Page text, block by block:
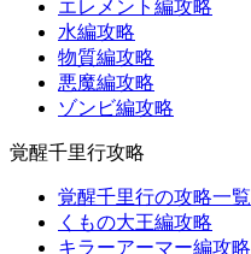
エレメント編攻略
水編攻略
物質編攻略
悪魔編攻略
ゾンビ編攻略
覚醒千里行攻略
覚醒千里行の攻略一覧
くもの大王編攻略
キラーアーマー編攻略